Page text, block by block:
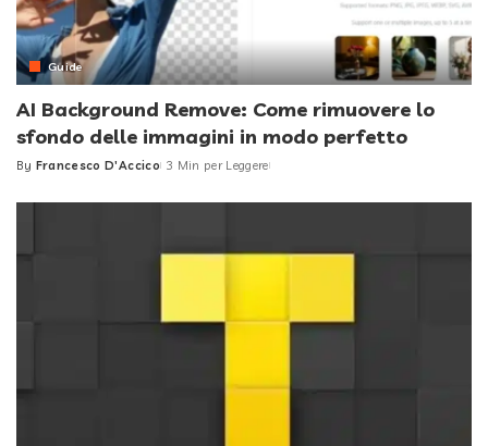
Guide
AI Background Remove: Come rimuovere lo
sfondo delle immagini in modo perfetto
Posted
By Francesco D'Accico 3 Min per Leggere